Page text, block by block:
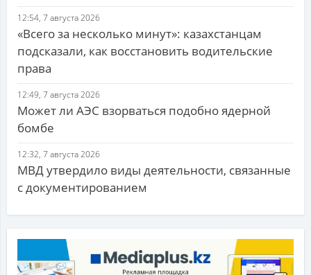
12:54, 7 августа 2026
«Всего за несколько минут»: казахстанцам
подсказали, как восстановить водительские
права
12:49, 7 августа 2026
Может ли АЭС взорваться подобно ядерной
бомбе
12:32, 7 августа 2026
МВД утвердило виды деятельности, связанные
с документированием